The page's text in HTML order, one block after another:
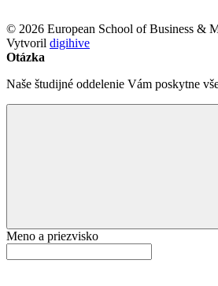
© 2026 European School of Business &
Vytvoril digihive
Otázka
Naše študijné oddelenie Vám poskytne
Meno a priezvisko